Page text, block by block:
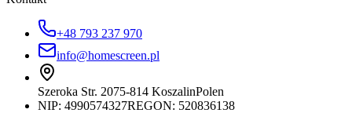
+48 793 237 970
info@homescreen.pl
Szeroka Str. 2075-814 KoszalinPolen
NIP: 4990574327REGON: 520836138